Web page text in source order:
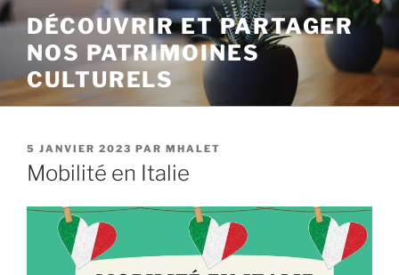
Aller
au
contenu
principal
DÉCOUVRIR ET PARTAGER
NOS PATRIMOINES
CULTURELS
PUBLIÉ
LE
5 JANVIER 2023 PAR MHALET
Mobilité en Italie